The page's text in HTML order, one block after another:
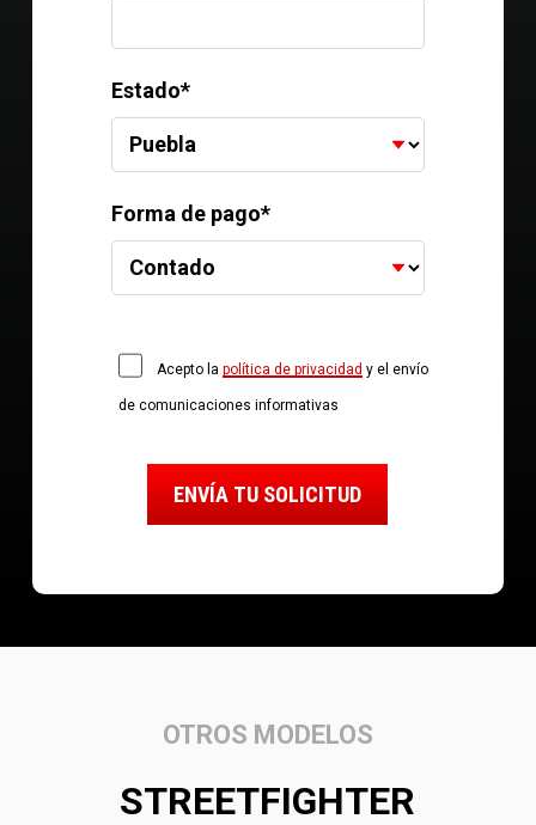
Estado*
Forma de pago*
Acepto la política de privacidad y el envío
de comunicaciones informativas
OTROS MODELOS
STREETFIGHTER